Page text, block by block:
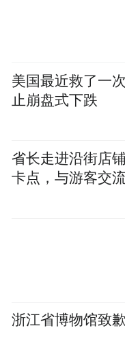
国职业体育联盟
示个人成就一直
徽、冠军星以
历。
美国最近救了一
止崩盘式下跌
省长走进沿街店
卡点，与游客交
浙江省博物馆致歉